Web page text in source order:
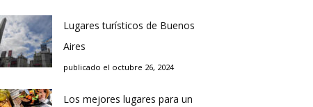
Lugares turísticos de Buenos
Aires
publicado el octubre 26, 2024
Los mejores lugares para un